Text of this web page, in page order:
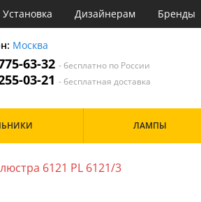
Установка Дизайнерам Бренды
Москва
63-32- бесплатно по России
03-21- бесплатная доставка
Золото
ЛАМПЫ
6121 PL 6121/3